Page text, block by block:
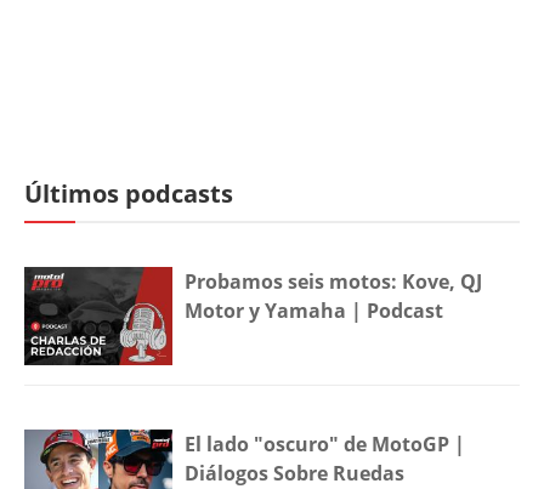
Últimos podcasts
Probamos seis motos: Kove, QJ
Motor y Yamaha | Podcast
El lado "oscuro" de MotoGP |
Diálogos Sobre Ruedas